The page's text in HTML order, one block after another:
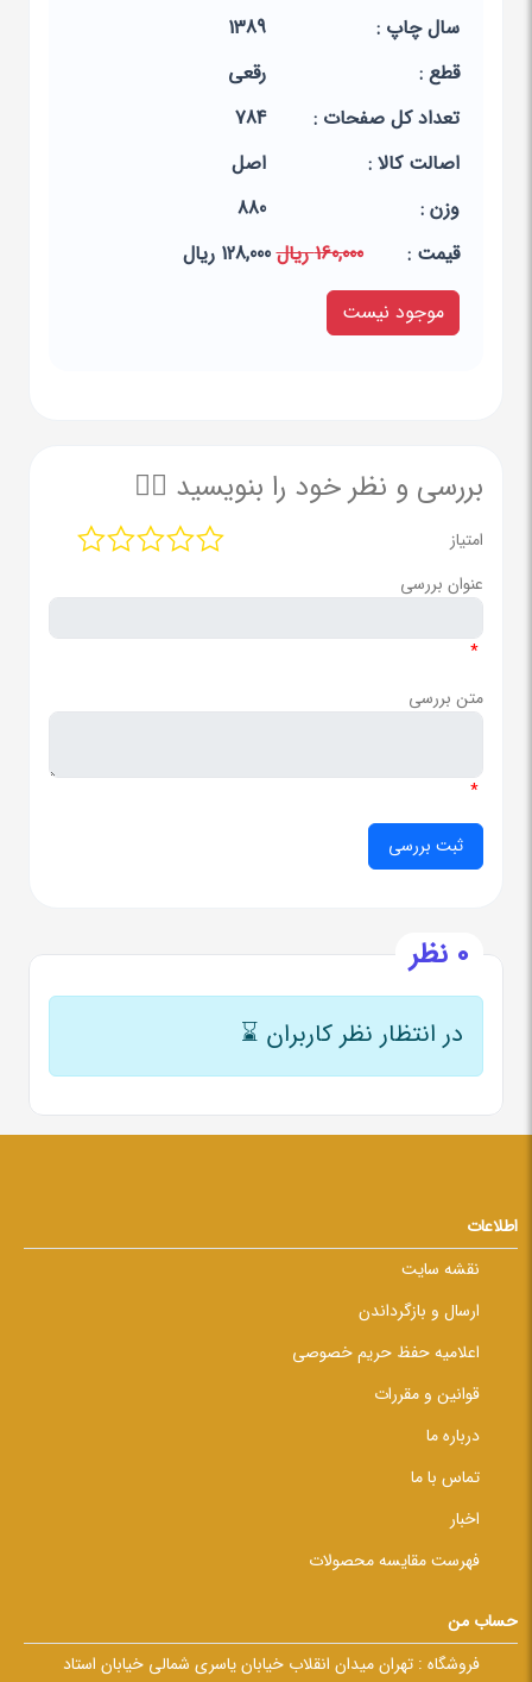
سال چاپ :
1389
قطع :
رقعی
تعداد کل صفحات :
784
اصالت کالا :
اصل
وزن :
880
قيمت :
160,000 ریال
128,000 ریال
موجود نیست
بررسی و نظر خود را بنویسید ✍🏻
امتیاز
عنوان بررسی
*
متن بررسی
*
0 نظر
در انتظار نظر کاربران ⌛
اطلاعات
نقشه سایت
ارسال و بازگرداندن
اعلامیه حفظ حریم خصوصی
قوانین و مقررات
درباره ما
تماس با ما
اخبار
فهرست مقایسه محصولات
حساب من
فروشگاه : تهران میدان انقلاب خیابان یاسری شمالی خیابان استاد